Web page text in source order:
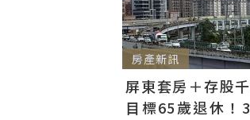
房產新訊
屏東套房＋存股
目標65歲退休！